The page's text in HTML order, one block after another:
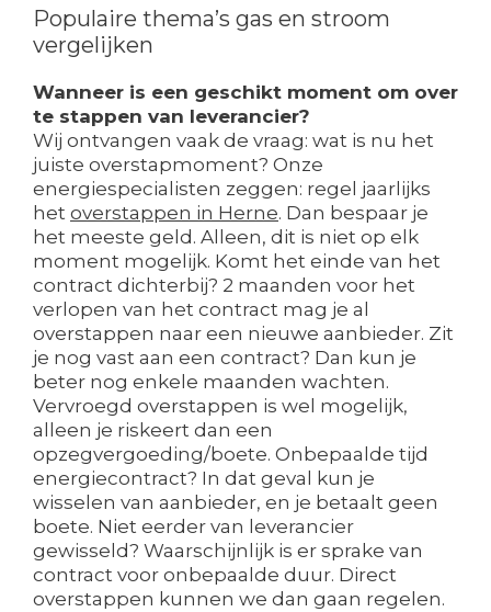
Populaire thema’s gas en stroom
vergelijken
Wanneer is een geschikt moment om over
te stappen van leverancier?
Wij ontvangen vaak de vraag: wat is nu het
juiste overstapmoment? Onze
energiespecialisten zeggen: regel jaarlijks
het overstappen in Herne. Dan bespaar je
het meeste geld. Alleen, dit is niet op elk
moment mogelijk. Komt het einde van het
contract dichterbij? 2 maanden voor het
verlopen van het contract mag je al
overstappen naar een nieuwe aanbieder. Zit
je nog vast aan een contract? Dan kun je
beter nog enkele maanden wachten.
Vervroegd overstappen is wel mogelijk,
alleen je riskeert dan een
opzegvergoeding/boete. Onbepaalde tijd
energiecontract? In dat geval kun je
wisselen van aanbieder, en je betaalt geen
boete. Niet eerder van leverancier
gewisseld? Waarschijnlijk is er sprake van
contract voor onbepaalde duur. Direct
overstappen kunnen we dan gaan regelen.